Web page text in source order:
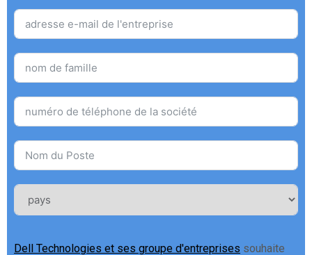
Dell Technologies et ses groupe d'entreprises souhaite